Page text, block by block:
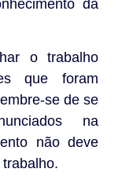
da
o trabalho
que foram
se de se
na
não deve